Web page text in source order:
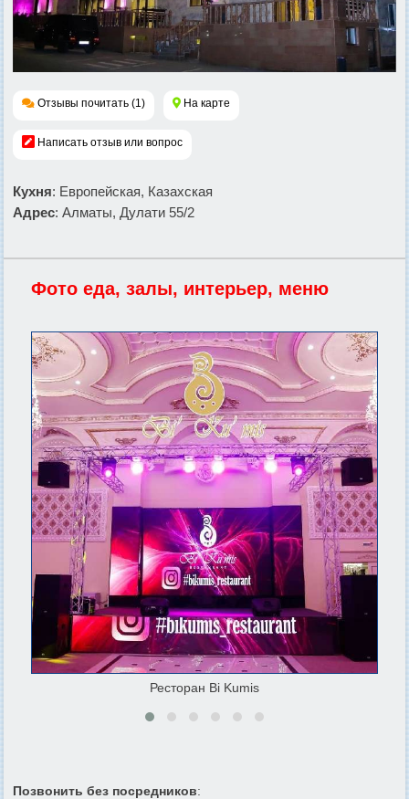
Отзывы почитать (1) На карте
Написать отзыв или вопрос
Кухня: Европейская, Казахская
Адрес: Алматы, Дулати 55/2
Фото еда, залы, интерьер, меню
Ресторан Bi Kumis
Позвонить без посредников: